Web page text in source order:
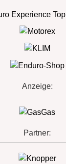
Anzeige:
Partner: